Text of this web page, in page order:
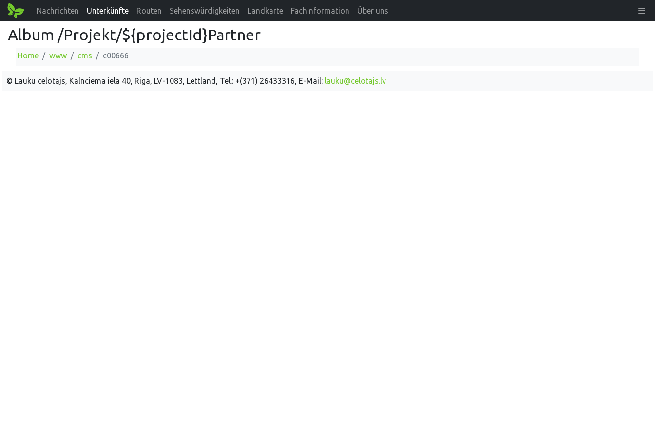
Nachrichten Unterkünfte Routen Sehenswürdigkeiten Landkarte Fachinformation Über uns
Album /Projekt/${projectId}Partner
Home www cms c00666
© Lauku celotajs, Kalnciema iela 40, Riga, LV-1083, Lettland, Tel.: +(371) 26433316, E-Mail: lauku@celotajs.lv